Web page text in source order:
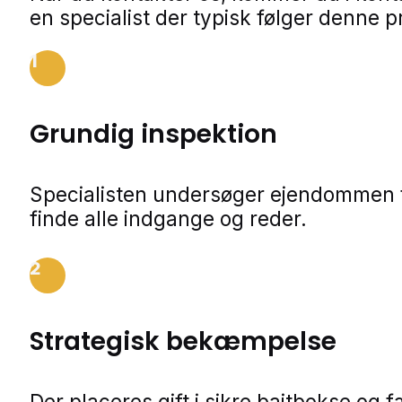
en specialist der typisk følger denne
1
Grundig inspektion
Specialisten undersøger ejendommen
finde alle indgange og reder.
2
Strategisk bekæmpelse